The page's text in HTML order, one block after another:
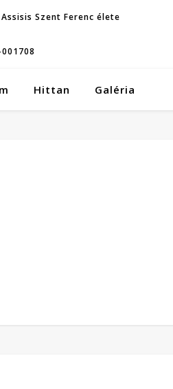
Assisis Szent Ferenc élete
Hittan Galéria